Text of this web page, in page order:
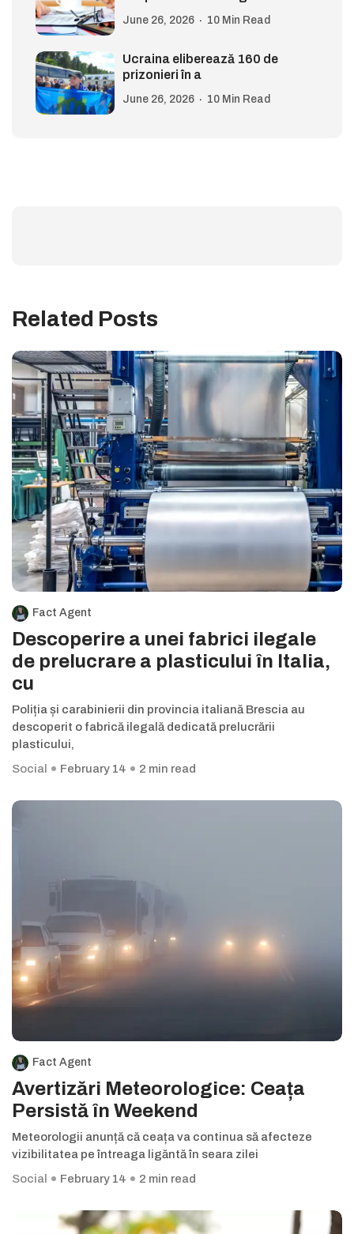
June 26, 2026 10 Min Read
Ucraina eliberează 160 de
prizonieri în a
June 26, 2026 10 Min Read
Related Posts
Fact Agent
Descoperire a unei fabrici ilegale
de prelucrare a plasticului în Italia,
cu
Poliția și carabinierii din provincia italiană Brescia au
descoperit o fabrică ilegală dedicată prelucrării
plasticului,
Social
February 14 2 min read
Fact Agent
Avertizări Meteorologice: Ceața
Persistă în Weekend
Meteorologii anunță că ceața va continua să afecteze
vizibilitatea pe întreaga ligăntă în seara zilei
Social
February 14 2 min read